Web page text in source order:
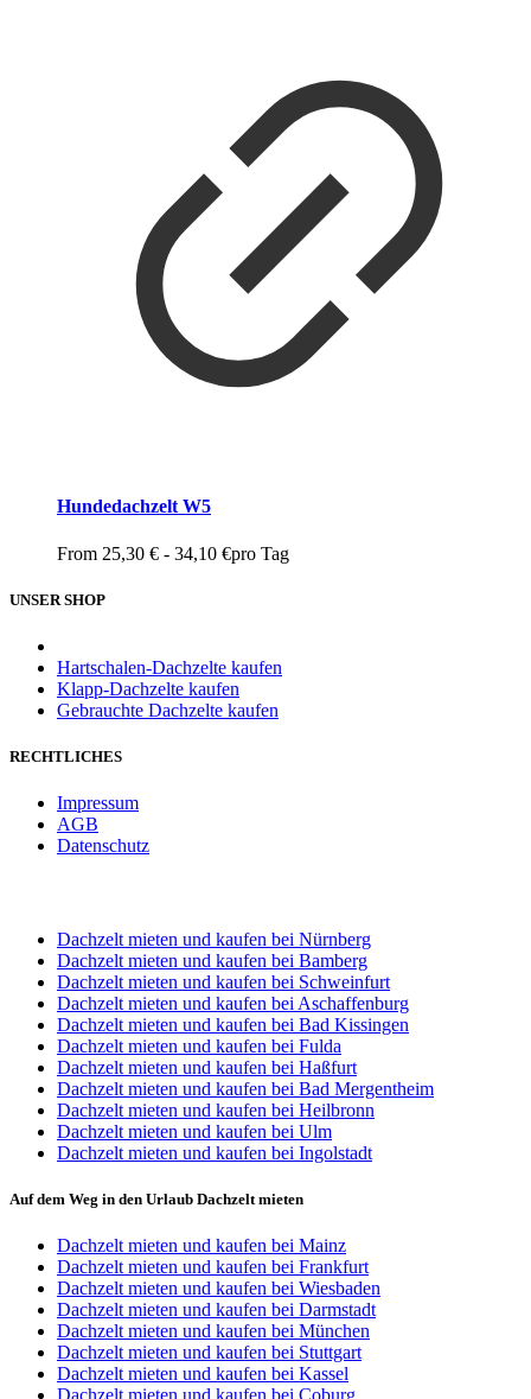
Hundedachzelt W5
From 25,30 € - 34,10 €pro Tag
UNSER SHOP
Hartschalen-Dachzelte kaufen
Klapp-Dachzelte kaufen
Gebrauchte Dachzelte kaufen
RECHTLICHES
Impressum
AGB
Datenschutz
Dachzelt mieten und kaufen bei Nürnberg
Dachzelt mieten und kaufen bei Bamberg
Dachzelt mieten und kaufen bei Schweinfurt
Dachzelt mieten und kaufen bei Aschaffenburg
Dachzelt mieten und kaufen bei Bad Kissingen
Dachzelt mieten und kaufen bei Fulda
Dachzelt mieten und kaufen bei Haßfurt
Dachzelt mieten und kaufen bei Bad Mergentheim
Dachzelt mieten und kaufen bei Heilbronn
Dachzelt mieten und kaufen bei Ulm
Dachzelt mieten und kaufen bei Ingolstadt
Auf dem Weg in den Urlaub Dachzelt mieten
Dachzelt mieten und kaufen bei Mainz
Dachzelt mieten und kaufen bei Frankfurt
Dachzelt mieten und kaufen bei Wiesbaden
Dachzelt mieten und kaufen bei Darmstadt
Dachzelt mieten und kaufen bei München
Dachzelt mieten und kaufen bei Stuttgart
Dachzelt mieten und kaufen bei Kassel
Dachzelt mieten und kaufen bei Coburg